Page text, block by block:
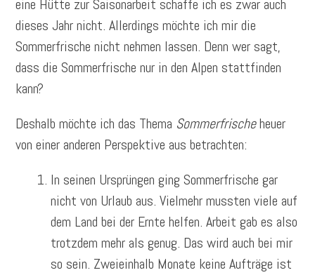
eine Hütte zur Saisonarbeit schaffe ich es zwar auch
dieses Jahr nicht. Allerdings möchte ich mir die
Sommerfrische nicht nehmen lassen. Denn wer sagt,
dass die Sommerfrische nur in den Alpen stattfinden
kann?
Deshalb möchte ich das Thema Sommerfrischeheuer
von einer anderen Perspektive aus betrachten:
In seinen Ursprüngen ging Sommerfrische gar
nicht von Urlaub aus. Vielmehr mussten viele auf
dem Land bei der Ernte helfen. Arbeit gab es also
trotzdem mehr als genug. Das wird auch bei mir
so sein. Zweieinhalb Monate keine Aufträge ist